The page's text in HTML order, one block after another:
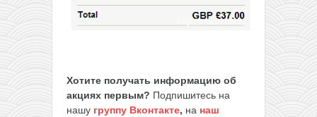
Хотите получать информацию об
акциях первым? Подпишитесь на
нашу группу Вконтакте, на наш